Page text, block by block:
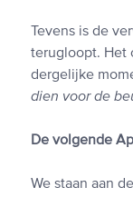
Tevens is de
terugloopt. Het
dergelijke
dien voor de
De volgende
We staan aan